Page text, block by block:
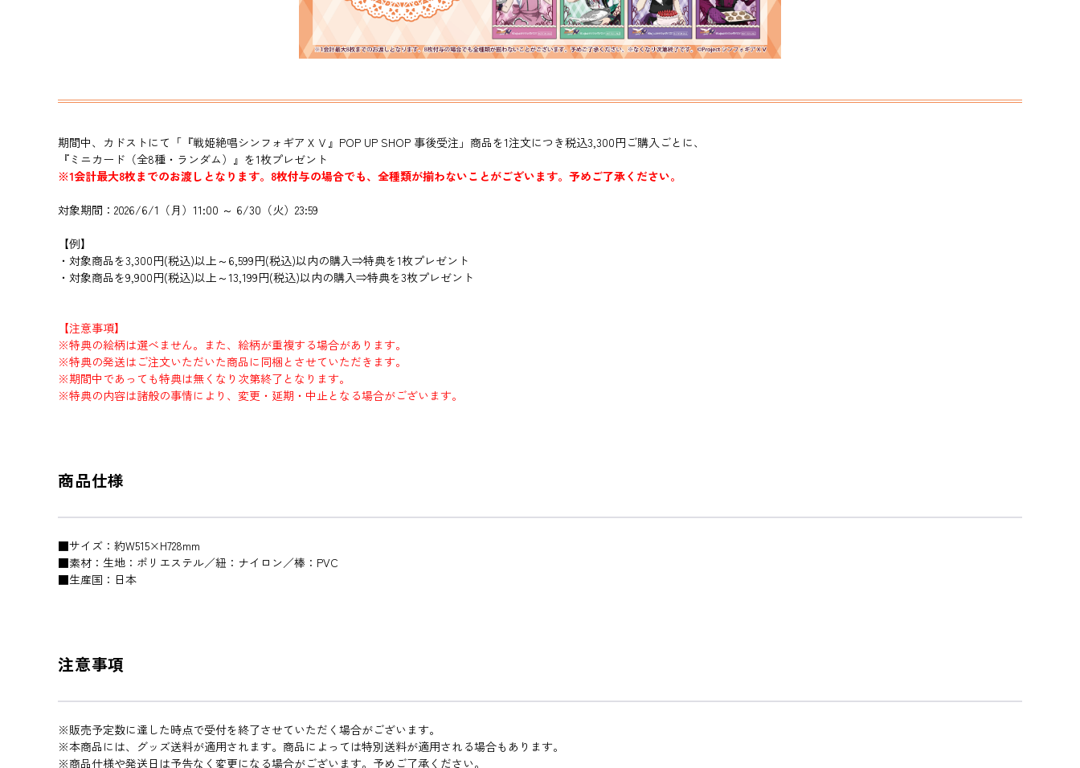
期間中、カドストにて「『戦姫絶唱シンフォギアＸＶ』POP UP SHOP 事後受注」商品を1注文につき税込3,300円ご購入ごとに、
『ミニカード（全8種・ランダム）』を1枚プレゼント
※1会計最大8枚までのお渡しとなります。8枚付与の場合でも、全種類が揃わないことがございます。予めご了承ください。
対象期間：2026/6/1（月）11:00 ～ 6/30（火）23:59
【例】
・対象商品を3,300円(税込)以上～6,599円(税込)以内の購入⇒特典を1枚プレゼント
・対象商品を9,900円(税込)以上～13,199円(税込)以内の購入⇒特典を3枚プレゼント
【注意事項】
※特典の絵柄は選べません。また、絵柄が重複する場合があります。
※特典の発送はご注文いただいた商品に同梱とさせていただきます。
※期間中であっても特典は無くなり次第終了となります。
※特典の内容は諸般の事情により、変更・延期・中止となる場合がございます。
商品仕様
■サイズ：約W515×H728mm
■素材：生地：ポリエステル／紐：ナイロン／棒：PVC
■生産国：日本
注意事項
※販売予定数に達した時点で受付を終了させていただく場合がございます。
※本商品には、グッズ送料が適用されます。商品によっては特別送料が適用される場合もあります。
※商品仕様や発送日は予告なく変更になる場合がございます。予めご了承ください。